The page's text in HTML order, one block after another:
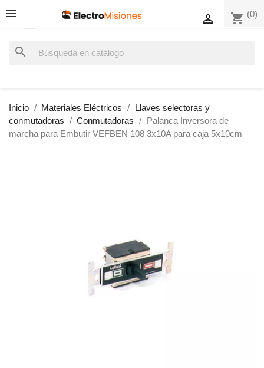
shopping_cart (0)

search
Inicio Materiales Eléctricos
Llaves selectoras y
conmutadoras
Conmutadoras
Palanca Inversora de
marcha para Embutir VEFBEN 108 3x10A para caja 5x10cm